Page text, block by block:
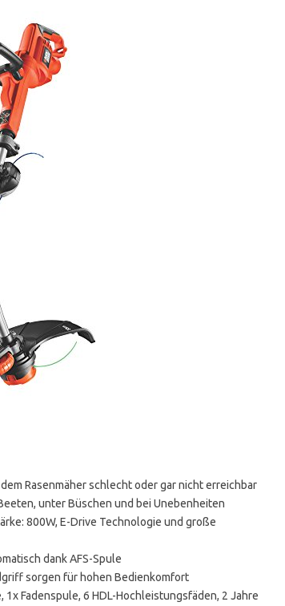
Rasenmäher schlecht oder gar nicht erreichbar
unter Büschen und bei Unebenheiten
800W, E-Drive Technologie und große
dank AFS-Spule
sorgen für hohen Bedienkomfort
Fadenspule, 6 HDL-Hochleistungsfäden, 2 Jahre